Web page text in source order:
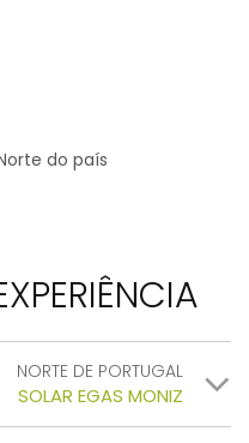
do país
NORTE DE PORTUGAL
SOLAR EGAS MONIZ